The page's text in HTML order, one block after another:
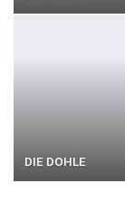
DIE DOHLE